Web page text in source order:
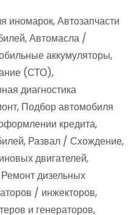
иномарок, Автозапчасти
Автомасла /
аккумуляторы,
(СТО),
диагностика
Подбор автомобиля
кредита,
Развал / Схождение,
двигателей,
дизельных
/ инжекторов,
и генераторов,